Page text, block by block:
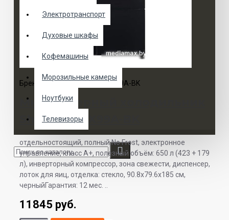
Электротранспорт
Духовые шкафы
Кофемашины
Морозильные камеры
Ноутбуки
Телевизоры
Бренд:SharpМодель:SJ-WX99A-BK
Многодверный холодильник
Sharp SJ-WX99A-BK
отдельностоящий, полный No Frost, электронное
управление, класс A+, полезный объём: 650 л (423 + 179
л), инверторный компрессор, зона свежести, диспенсер,
лоток для яиц, отделка: стекло, 90.8x79.6x185 см,
черныйГарантия: 12 мес. ..
11845 руб.